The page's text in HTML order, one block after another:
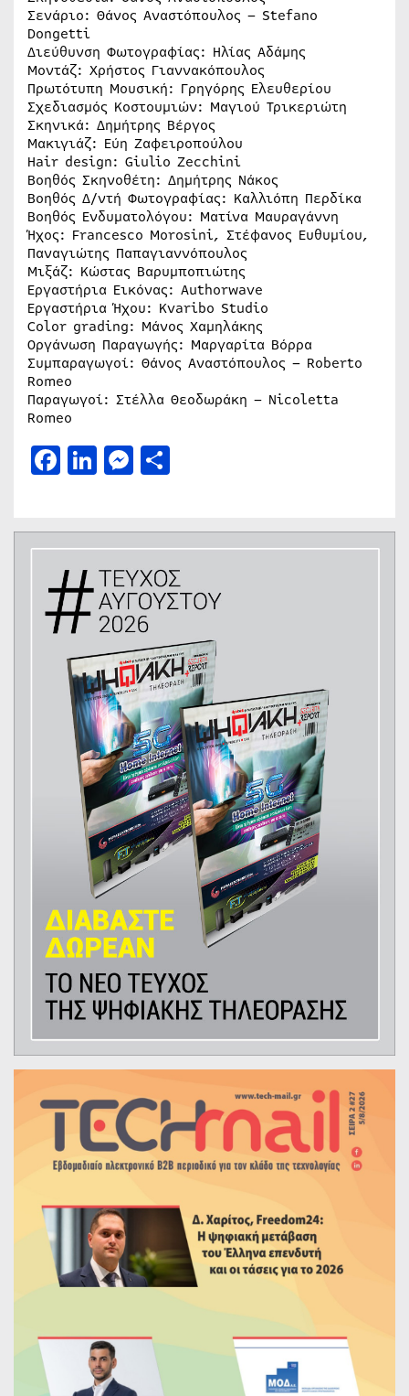
Σενάριο: Θάνος Αναστόπουλος – Stefano
Dongetti
Διεύθυνση Φωτογραφίας: Ηλίας Αδάμης
Μοντάζ: Χρήστος Γιαννακόπουλος
Πρωτότυπη Μουσική: Γρηγόρης Ελευθερίου
Σχεδιασμός Κοστουμιών: Μαγιού Τρικεριώτη
Σκηνικά: Δημήτρης Βέργος
Μακιγιάζ: Εύη Ζαφειροπούλου
Hair design: Giulio Zecchini
Βοηθός Σκηνοθέτη: Δημήτρης Νάκος
Βοηθός Δ/ντή Φωτογραφίας: Καλλιόπη Περδίκα
Βοηθός Ενδυματολόγου: Ματίνα Μαυραγάννη
Ήχος: Francesco Morosini, Στέφανος Ευθυμίου,
Παναγιώτης Παπαγιαννόπουλος
Μιξάζ: Κώστας Βαρυμποπιώτης
Εργαστήρια Εικόνας: Authorwave
Εργαστήρια Ήχου: Kvaribo Studio
Color grading: Μάνος Χαμηλάκης
Οργάνωση Παραγωγής: Μαργαρίτα Βόρρα
Συμπαραγωγοί: Θάνος Αναστόπουλος – Roberto
Romeo
Παραγωγοί: Στέλλα Θεοδωράκη – Nicoletta
Romeo
Facebook
LinkedIn
Messenger